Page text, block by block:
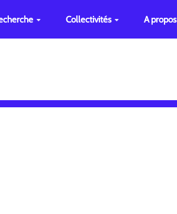
Collectivités A propos